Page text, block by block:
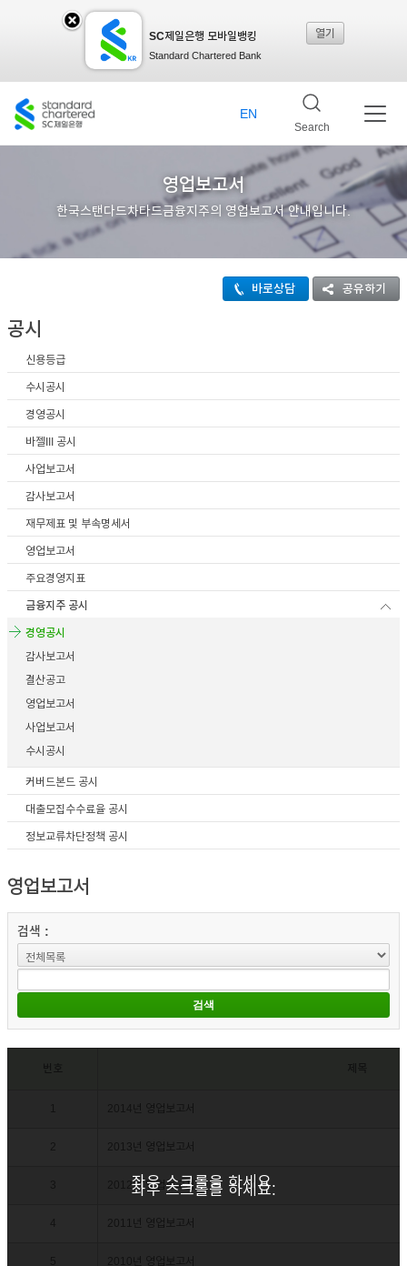
SC제일은행 모바일뱅킹
Standard Chartered Bank
열기
제일
모바
킹레
이어
창 닫
기
Search
EN
영업보고서
한국스탠다드차타드금융지주의 영업보고서 안내입니다.
바로상담 공유하기
공시
신용등급
수시공시
경영공시
바젤III 공시
사업보고서
감사보고서
재무제표 및 부속명세서
영업보고서
주요경영지표
금융지주 공시
경영공시
감사보고서
결산공고
영업보고서
사업보고서
수시공시
커버드본드 공시
대출모집수수료율 공시
정보교류차단정책 공시
영업보고서
검색 :
2 2013년 영업보고서
2012년 영업보고서
2011년 영업보고서
좌우 스크롤을 하세요.
좌우 스크롤을 하세요.